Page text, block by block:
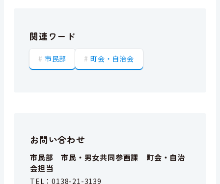
関連ワード
市民部 町会・自治会
お問い合わせ
市民部 市民・男女共同参画課 町会・自治
会担当
TEL：0138-21-3139